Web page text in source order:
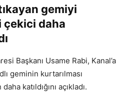
gemiyi
daha
Başkanı Usame Rabi, Kanal’a
geminin kurtarılması
katıldığını açıkladı.